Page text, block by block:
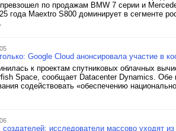
по продажам BMW 7 серии и
года Maextro S800 доминирует в сегменте
Google Cloud анонсировала участие в
к проектам спутниковых облачных
Space, сообщает Datacenter Dynamics. Обе
содействовать «обеспечению
исследователи массово уходят